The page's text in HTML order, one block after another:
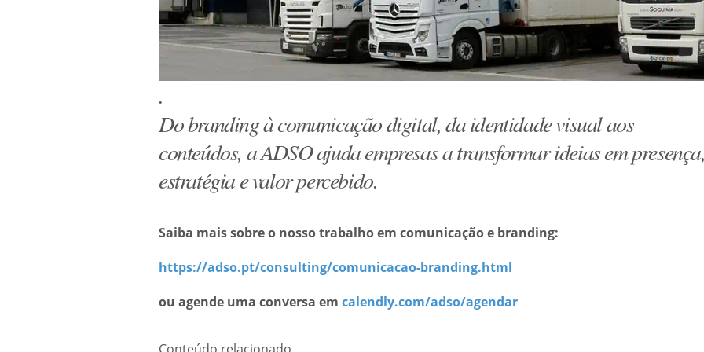
.
Do branding à comunicação digital, da identidade visual aos
conteúdos, a ADSO ajuda empresas a transformar ideias em
estratégia e valor percebido.
Saiba mais sobre o nosso trabalho em comunicação e branding:
https://adso.pt/consulting/comunicacao-branding.html
ou agende uma conversa em calendly.com/adso/agendar